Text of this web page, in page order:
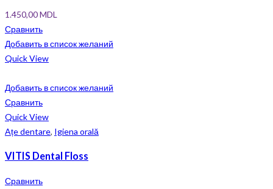
1.450,00MDL
Сравнить
Добавить в список желаний
Quick View
Добавить в список желаний
Сравнить
Quick View
Ațe dentare, Igiena orală
VITIS Dental Floss
Сравнить